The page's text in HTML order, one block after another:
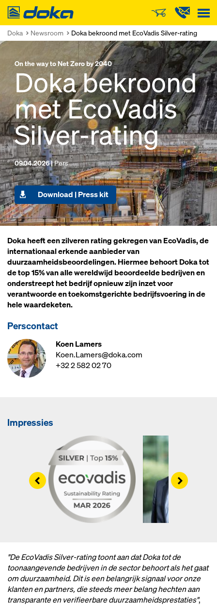
Doka
Doka Newsroom Doka bekroond met EcoVadis Silver-rating
On the way to Net Zero by 2040
Doka bekroond
met EcoVadis
Silver-rating
09.04.2026 |Pers
Download | Press kit
Doka heeft een zilveren rating gekregen van EcoVadis, de
internationaal erkende aanbieder van
duurzaamheidsbeoordelingen. Hiermee behoort Doka tot
de top 15% van alle wereldwijd beoordeelde bedrijven en
onderstreept het bedrijf opnieuw zijn inzet voor
verantwoorde en toekomstgerichte bedrijfsvoering in de
hele waardeketen.
Perscontact
Koen Lamers
Koen.Lamers@doka.com
+32 2 582 02 70
Impressies
Left Right
"De EcoVadis Silver-rating toont aan dat Doka tot de
toonaangevende bedrijven in de sector behoort als het gaat
om duurzaamheid. Dit is een belangrijk signaal voor onze
klanten en partners, die steeds meer belang hechten aan
transparante en verifieerbare duurzaamheidsprestaties",